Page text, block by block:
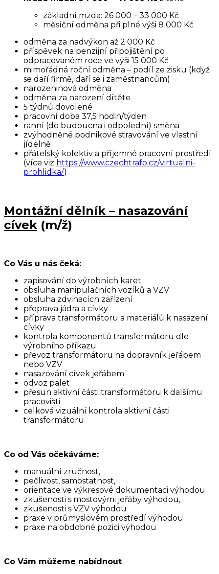
základní mzda: 26 000 – 33 000 Kč
měsíční odměna při plné výši 8 000 Kč
odměna za nadvýkon až 2 000 Kč
příspěvek na penzijní připojištění po
odpracovaném roce ve výši 15 000 Kč
mimořádná roční odměna – podíl ze zisku (když
se daří firmě, daří se i zaměstnancům)
narozeninová odměna
odměna za narození dítěte
5 týdnů dovolené
pracovní doba 37,5 hodin/týden
ranní (do budoucna i odpolední) směna
zvýhodněné podnikové stravování ve vlastní
jídelně
přátelský kolektiv a příjemné pracovní prostředí
(více viz https://www.czechtrafo.cz/virtualni-
prohlidka/)
Montážní dělník – nasazování
cívek (m/ž)
Co Vás u nás čeká:
zapisování do výrobních karet
obsluha manipulačních vozíků a VZV
obsluha zdvihacích zařízení
přeprava jádra a cívky
příprava transformátoru a materiálů k nasazení
cívky
kontrola komponentů transformátoru dle
výrobního příkazu
převoz transformátoru na dopravník jeřábem
nebo VZV
nasazování cívek jeřábem
odvoz palet
přesun aktivní části transformátoru k dalšímu
pracovišti
celková vizuální kontrola aktivní části
transformátoru
Co od Vás očekáváme:
manuální zručnost,
pečlivost, samostatnost,
orientace ve výkresové dokumentaci výhodou
zkušenosti s mostovými jeřáby výhodou,
zkušenosti s VZV výhodou
praxe v průmyslovém prostředí výhodou
praxe na obdobné pozici výhodou
Co Vám můžeme nabídnout